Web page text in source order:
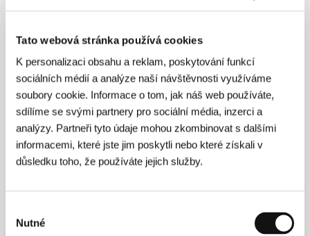
Tato webová stránka používá cookies
K personalizaci obsahu a reklam, poskytování funkcí
sociálních médií a analýze naší návštěvnosti využíváme
soubory cookie. Informace o tom, jak náš web používáte,
sdílíme se svými partnery pro sociální média, inzerci a
analýzy. Partneři tyto údaje mohou zkombinovat s dalšími
informacemi, které jste jim poskytli nebo které získali v
důsledku toho, že používáte jejich služby.
souhlasu
Nutné
Kontakty
HBO Europe
Jankovcova 1037/47a, 170 00, Praha 7
Česká republika